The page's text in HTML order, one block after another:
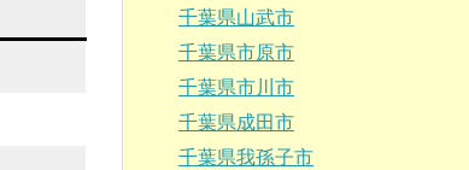
千葉県山武市
千葉県市原市
千葉県市川市
千葉県成田市
千葉県我孫子市